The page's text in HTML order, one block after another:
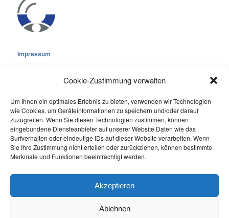
Cookie-Zustimmung verwalten
Um Ihnen ein optimales Erlebnis zu bieten, verwenden wir Technologien
wie Cookies, um Geräteinformationen zu speichern und/oder darauf
zuzugreifen. Wenn Sie diesen Technologien zustimmen, können
eingebundene Diensteanbieter auf unserer Website Daten wie das
Surfverhalten oder eindeutige IDs auf dieser Website verarbeiten. Wenn
Sie Ihre Zustimmung nicht erteilen oder zurückziehen, können bestimmte
Merkmale und Funktionen beeinträchtigt werden.
Akzeptieren
Ablehnen
Impressum
Cookie-Richtlinie (EU)
Datenschutzerklärung
Online Visitors:0
Last 30 Days Views:2.083